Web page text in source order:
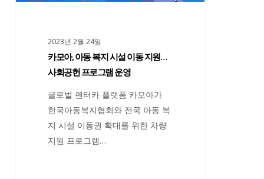
2023년 2월 24일
카모아, 아동 복지 시설 이동 지원…
사회공헌 프로그램 운영
글로벌 렌터카 플랫폼 카모아가
한국아동복지협회와 전국 아동 복
지 시설 이동권 확대를 위한 차량
지원 프로그램…